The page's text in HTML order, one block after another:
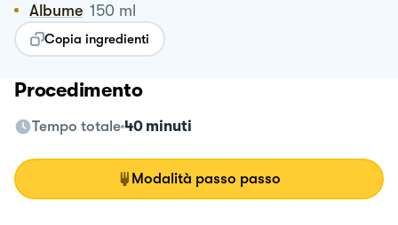
Albume 150 ml
Copia ingredienti
Procedimento
Tempo totale 40 minuti
Modalità passo passo